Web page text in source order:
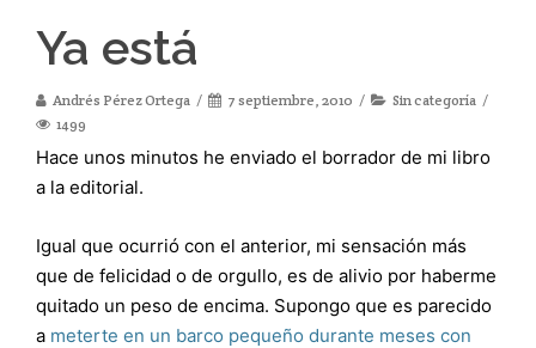
Ya está
Andrés Pérez Ortega 7 septiembre, 2010
Sin categoría
1499
Hace unos minutos he enviado el borrador de mi libro
a la editorial.
Igual que ocurrió con el anterior, mi sensación más
que de felicidad o de orgullo, es de alivio por haberme
quitado un peso de encima. Supongo que es parecido
a meterte en un barco pequeño durante meses con